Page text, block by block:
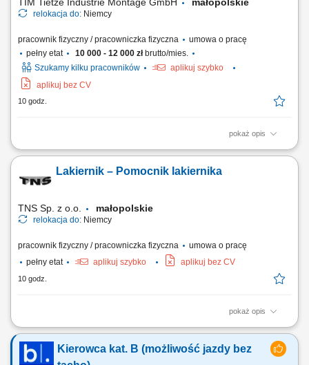
relokacja do: Niemcy
pracownik fizyczny / pracowniczka fizyczna
umowa o pracę
pełny etat
10 000 - 12 000 złbrutto/mies.
Szukamy kilku pracowników
aplikuj szybko
aplikuj bez CV
10 godz.
pokaż opis
Opis stanowiska: Prowadzenie prac przeładunkowych oraz
czołowymi. Bezpieczny transport wewnętrzny, rozładunek dostaw oraz
lokowanie gabarytowych komponentów produkcyjnych w strefach
Lakiernik – Pomocnik lakiernika
TNS Sp. z o.o. małopolskie
relokacja do: Niemcy
pracownik fizyczny / pracowniczka fizyczna
umowa o pracę
pełny etat
aplikuj szybko aplikuj bez CV
10 godz.
pokaż opis
OPIS STANOWISKA: malowanie natryskowe pistoletem; poprawki
przed malowaniem – czyszczenie, szpachlowanie, oklejanie;
Kierowca kat. B (możliwość jazdy bez